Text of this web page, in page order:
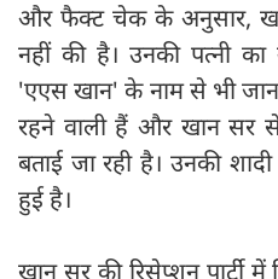
और फैक्ट चेक के अनुसार,
नहीं की है। उनकी पत्नी का
'एएस खान' के नाम से भी
रहने वाली हैं और खान सर से
बताई जा रही है। उनकी शादी
हुई है।
खान सर की रिसेप्शन पार्टी में